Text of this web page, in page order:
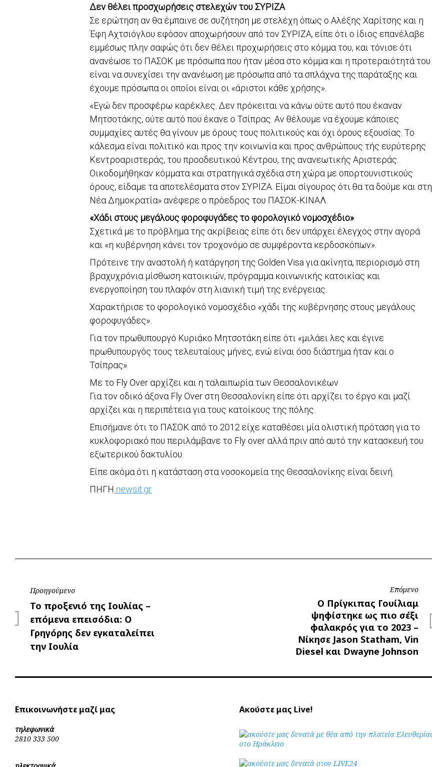
Δεν θέλει προσχωρήσεις στελεχών του ΣΥΡΙΖΑ
Σε ερώτηση αν θα έμπαινε σε συζήτηση με στελέχη όπως ο Αλέξης Χαρίτσης και η
Έφη Αχτσιόγλου εφόσον αποχωρήσουν από τον ΣΥΡΙΖΑ, είπε ότι ο ίδιος επανέλαβε
εμμέσως πλην σαφώς ότι δεν θέλει προχωρήσεις στο κόμμα του, και τόνισε ότι
ανανέωσε το ΠΑΣΟΚ με πρόσωπα που ήταν μέσα στο κόμμα και η προτεραιότητά του
είναι να συνεχίσει την ανανέωση με πρόσωπα από τα σπλάχνα της παράταξης και
έχουμε πρόσωπα οι οποίοι είναι οι «άριστοι κάθε χρήσης».
«Εγώ δεν προσφέρω καρέκλες. Δεν πρόκειται να κάνω ούτε αυτό που έκαναν
Μητσοτάκης, ούτε αυτό που έκανε ο Τσίπρας. Αν θέλουμε να έχουμε κάποιες
συμμαχίες αυτές θα γίνουν με όρους τους πολιτικούς και όχι όρους εξουσίας. Το
κάλεσμα είναι πολιτικό και προς την κοινωνία και προς ανθρώπους τής ευρύτερης
Κεντροαριστεράς, του προοδευτικού Κέντρου, της ανανεωτικής Αριστεράς.
Οικοδομήθηκαν κόμματα και στρατηγικά σχέδια στη χώρα με οπορτουνιστικούς
όρους, είδαμε τα αποτελέσματα στον ΣΥΡΙΖΑ. Είμαι σίγουρος ότι θα τα δούμε και στη
Νέα Δημοκρατία» ανέφερε ο πρόεδρος του ΠΑΣΟΚ-ΚΙΝΑΛ.
«Χάδι στους μεγάλους φοροφυγάδες το φορολογικό νομοσχέδιο»
Σχετικά με το πρόβλημα της ακρίβειας είπε ότι δεν υπάρχει έλεγχος στην αγορά
και «η κυβέρνηση κάνει τον τροχονόμο σε συμφέροντα κερδοσκόπων».
Πρότεινε την αναστολή ή κατάργηση της Golden Visa για ακίνητα, περιορισμό στη
βραχυχρόνια μίσθωση κατοικιών, πρόγραμμα κοινωνικής κατοικίας και
ενεργοποίηση του πλαφόν στη λιανική τιμή της ενέργειας.
Χαρακτήρισε το φορολογικό νομοσχέδιο «χάδι της κυβέρνησης στους μεγάλους
φοροφυγάδες».
Για τον πρωθυπουργό Κυριάκο Μητσοτάκη είπε ότι «μιλάει λες και έγινε
πρωθυπουργός τους τελευταίους μήνες, ενώ είναι όσο διάστημα ήταν και ο
Τσίπρας».
Με το Fly Over αρχίζει και η ταλαιπωρία των Θεσσαλονικέων
Για τον οδικό άξονα Fly Over στη Θεσσαλονίκη είπε ότι αρχίζει το έργο και μαζί
αρχίζει και η περιπέτεια για τους κατοίκους της πόλης.
Επισήμανε ότι το ΠΑΣΟΚ από το 2012 είχε καταθέσει μία ολιστική πρόταση για το
κυκλοφοριακό που περιλάμβανε το Fly over αλλά πριν από αυτό την κατασκευή του
εξωτερικού δακτυλίου.
Είπε ακόμα ότι η κατάσταση στα νοσοκομεία της Θεσσαλονίκης είναι δεινή.
ΠΗΓΗ newsit.gr
Πλοήγηση
άρθρων
Προηγούμενο
Προηγούμενο
Το προξενιό της Ιουλίας –
επόμενα επεισόδια: Ο
Γρηγόρης δεν εγκαταλείπει
την Ιουλία
Επόμενο
Επόμενο
Ο Πρίγκιπας Γουίλιαμ
ψηφίστηκε ως πιο σέξι
φαλακρός για το 2023 –
Νίκησε Jason Statham, Vin
Diesel και Dwayne Johnson
Επικοινωνήστε μαζί μας
τηλεφωνικά
2810 333 500
Ακούστε μας Live!